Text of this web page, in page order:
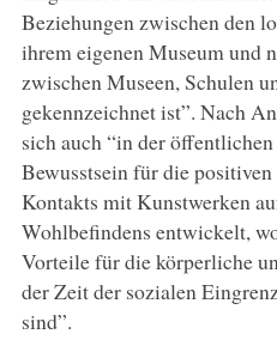
Beziehungen zwischen den
ihrem eigenen Museum und
zwischen Museen, Schulen
gekennzeichnet ist”. Nach
sich auch “in der
Bewusstsein für die
Kontakts mit Kunstwerken
Wohlbefindens entwickelt,
Vorteile für die körperliche
der Zeit der sozialen
sind”.